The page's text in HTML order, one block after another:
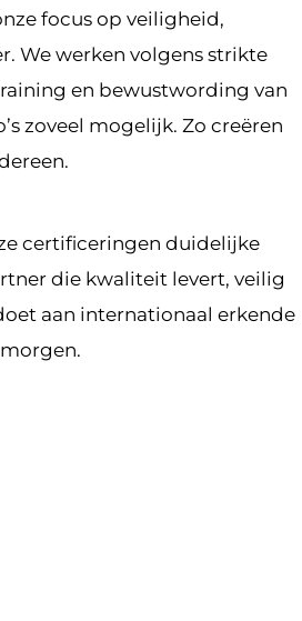
focus op veiligheid,
We werken volgens strikte
en bewustwording van
zoveel mogelijk. Zo creëren
certificeringen duidelijke
die kwaliteit levert, veilig
aan internationaal erkende